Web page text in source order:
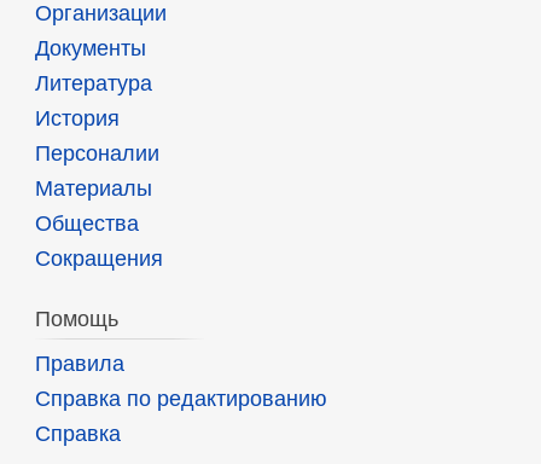
Организации
Документы
Литература
История
Персоналии
Материалы
Общества
Сокращения
Помощь
Правила
Справка по редактированию
Справка